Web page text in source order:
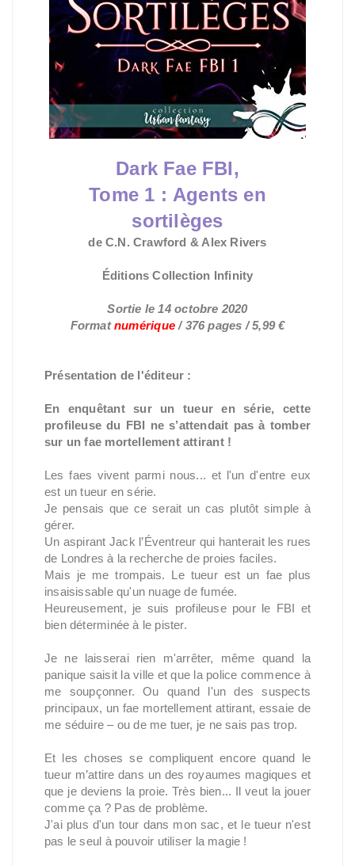
Dark Fae FBI,
Tome 1 : Agents en
sortilèges
de C.N. Crawford & Alex Rivers
Éditions Collection Infinity
Sortie le 14 octobre 2020
Formatnumérique/ 376 pages / 5,99 €
Présentation de l'éditeur :
En enquêtant sur un tueur en série, cette
profileuse du FBI ne s’attendait pas à tomber
sur un fae mortellement attirant !
Les faes vivent parmi nous... et l'un d'entre eux
est un tueur en série.
Je pensais que ce serait un cas plutôt simple à
gérer.
Un aspirant Jack l’Éventreur qui hanterait les rues
de Londres à la recherche de proies faciles.
Mais je me trompais. Le tueur est un fae plus
insaisissable qu'un nuage de fumée.
Heureusement, je suis profileuse pour le FBI et
bien déterminée à le pister.
Je ne laisserai rien m'arrêter, même quand la
panique saisit la ville et que la police commence à
me soupçonner. Ou quand l'un des suspects
principaux, un fae mortellement attirant, essaie de
me séduire – ou de me tuer, je ne sais pas trop.
Et les choses se compliquent encore quand le
tueur m’attire dans un des royaumes magiques et
que je deviens la proie. Très bien... Il veut la jouer
comme ça ? Pas de problème.
J'ai plus d'un tour dans mon sac, et le tueur n'est
pas le seul à pouvoir utiliser la magie !